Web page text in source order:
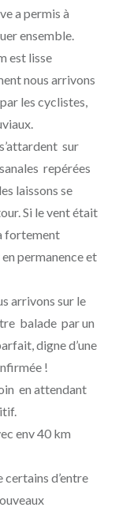
a permis à
ensemble.
est lisse
nous arrivons
les cyclistes,
sur
repérées
laissons se
Si le vent était
fortement
permanence et
arrivons sur le
balade par un
digne d’une
!
en attendant
env 40 km
d’entre